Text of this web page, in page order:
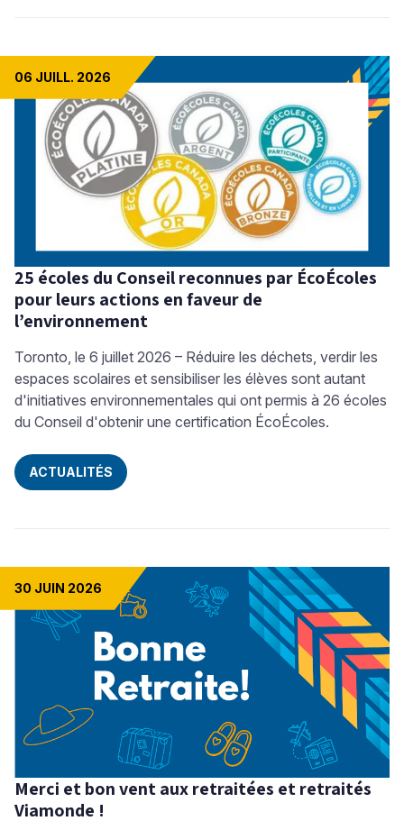
06 JUILL. 2026
25 écoles du Conseil reconnues par ÉcoÉcoles
pour leurs actions en faveur de
l’environnement
Toronto, le 6 juillet 2026 – Réduire les déchets, verdir les
espaces scolaires et sensibiliser les élèves sont autant
d'initiatives environnementales qui ont permis à 26 écoles
du Conseil d'obtenir une certification ÉcoÉcoles.
ACTUALITÉS
30 JUIN 2026
Merci et bon vent aux retraitées et retraités
Viamonde !